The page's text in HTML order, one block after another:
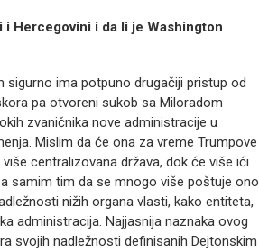
Hercegovini i da li je Washington
sigurno ima potpuno drugačiji pristup od
pa otvoreni sukob sa Miloradom
zvaničnika nove administracije u
Mislim da će ona za vreme Trumpove
centralizovana država, dok će više ići
samim tim da se mnogo više poštuje ono
nižih organa vlasti, kako entiteta,
administracija. Najjasnija naznaka ovog
svojih nadležnosti definisanih Dejtonskim